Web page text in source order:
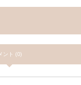
ント (0)